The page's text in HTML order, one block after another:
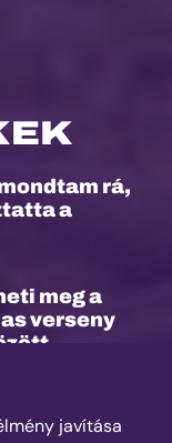
rá,
a
meg a
verseny
dolog”